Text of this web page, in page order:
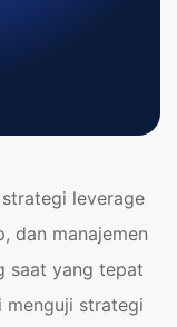
leverage
dan manajemen
saat yang tepat
menguji strategi